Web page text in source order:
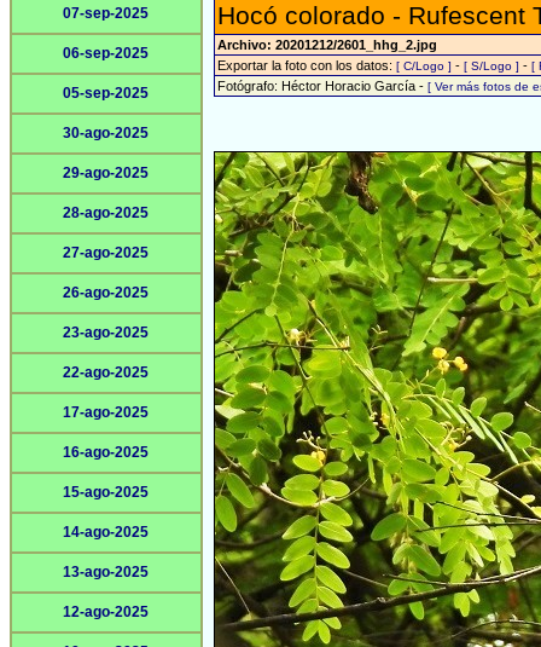
07-sep-2025
06-sep-2025
05-sep-2025
30-ago-2025
29-ago-2025
28-ago-2025
27-ago-2025
26-ago-2025
23-ago-2025
22-ago-2025
17-ago-2025
16-ago-2025
15-ago-2025
14-ago-2025
13-ago-2025
12-ago-2025
Hocó colorado - Rufescent
Archivo: 20201212/2601_hhg_2.jpg
Exportar la foto con los datos: [ C/Logo ] - [ S/Logo ] - [
Fotógrafo: Héctor Horacio García - [ Ver más fotos de